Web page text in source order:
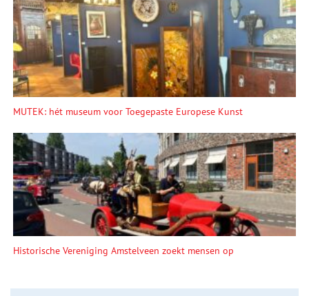
MUTEK: hét museum voor Toegepaste Europese Kunst
Historische Vereniging Amstelveen zoekt mensen op